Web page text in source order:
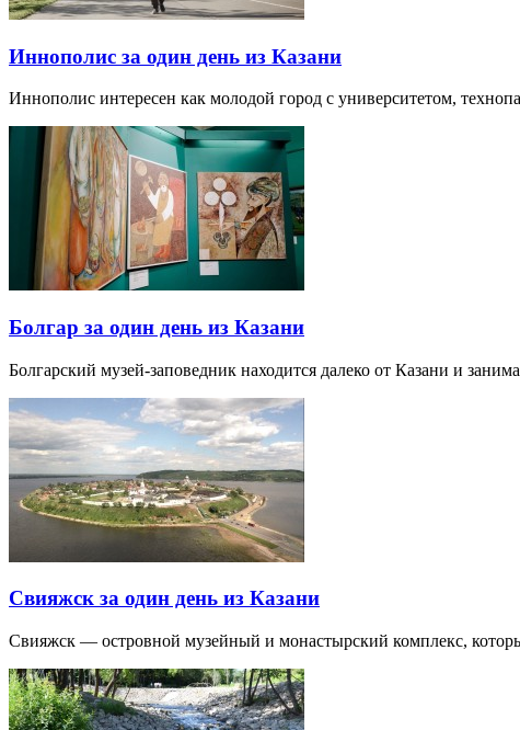
Иннополис за один день из Казани
Иннополис интересен как молодой город с университетом,
Болгар за один день из Казани
Болгарский музей-заповедник находится далеко от Казани и
Свияжск за один день из Казани
Свияжск — островной музейный и монастырский комплекс,